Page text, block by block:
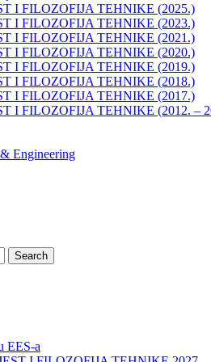
I FILOZOFIJA TEHNIKE (2025.)
I FILOZOFIJA TEHNIKE (2023.)
I FILOZOFIJA TEHNIKE (2021.)
I FILOZOFIJA TEHNIKE (2020.)
I FILOZOFIJA TEHNIKE (2019.)
I FILOZOFIJA TEHNIKE (2018.)
I FILOZOFIJA TEHNIKE (2017.)
I FILOZOFIJA TEHNIKE (2012. –
Engineering
Search
EES-a